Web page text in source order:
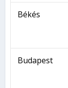
Békés
Budapest